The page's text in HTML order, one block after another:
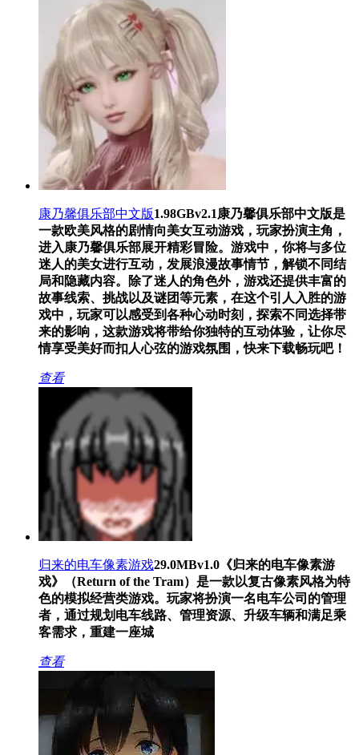
康乃馨俱乐部中文版1.98GBv2.1 康乃馨俱乐部中文版是
一款欧美风格的剧情向美女互动游戏，玩家扮演主角，
进入康乃馨俱乐部展开精彩冒险。游戏中，你将与多位
迷人的美女进行互动，发展浪漫故事情节，解锁不同结
局和隐藏内容。除了迷人的角色外，游戏还提供丰富的
故事线索、挑战以及谜团等元素，在这个引人入胜的游
戏中，玩家可以感受到各种心动时刻，探索不同选择带
来的影响，这款游戏将带给你独特的互动体验，让你尽
情享受美好而扣人心弦的游戏氛围，快来下载畅玩吧！
查看
归来的电车像素游戏29.0MBv1.0 《归来的电车像素游
戏》（Return of the Tram）是一款以复古像素风格为特
色的模拟经营类游戏。玩家将扮演一名电车公司的管理
者，通过规划电车线路、管理资源、升级车辆和满足乘
客需求，重建一座城
查看